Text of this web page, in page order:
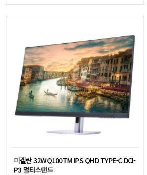
미켈란 32WQ100TM IPS QHD TYPE-C DCI-
P3 멀티스탠드